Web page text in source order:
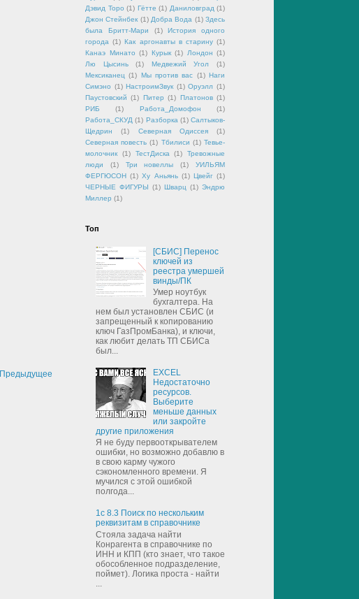
Предыдущее
Дэвид Торо (1) Гётте (1) Даниловград (1)
Джон Стейнбек (1) Добра Вода (1) Здесь
была Бритт-Мари
(1)
История одного
города (1) Как аргонавты в старину (1)
Канаэ Минато (1) Курык (1) Лондон (1)
Лю Цысинь
(1) Медвежий Угол
(1)
Мексиканец (1) Мы против вас (1) Наги
Симэно (1) НастроимЗвук (1) Оруэлл (1)
Паустовский (1) Питер (1) Платонов (1)
РИБ
(1) Работа_Домофон
(1)
Работа_СКУД (1) Разборка (1) Салтыков-
Щедрин
(1) Северная Одиссея
(1)
Северная повесть (1) Тбилиси (1) Тевье-
молочник
(1) ТестДиска (1)
Тревожные
люди
(1) Три новеллы (1)
УИЛЬЯМ
ФЕРГЮСОН (1) Ху Аньянь (1) Цвейг (1)
ЧЕРНЫЕ ФИГУРЫ
(1) Шварц (1) Эндрю
Миллер (1)
Топ
[СБИС] Перенос
ключей из
реестра умершей
винды/ПК
Умер ноутбук
бухгалтера. На
нем был установлен СБИС (и
запрещенный к копированию
ключ ГазПромБанка), и ключи,
как любит делать ТП СБИСа
был...
EXCEL
Недостаточно
ресурсов.
Выберите
меньше данных
или закройте
другие приложения
Я не буду первооткрывателем
ошибки, но возможно добавлю в
в свою карму чужого
сэкономленного времени. Я
мучился с этой ошибкой
полгода...
1с 8.3 Поиск по нескольким
реквизитам в справочнике
Стояла задача найти
Конрагента в справочнике по
ИНН и КПП (кто знает, что такое
обособленное подразделение,
поймет). Логика проста - найти